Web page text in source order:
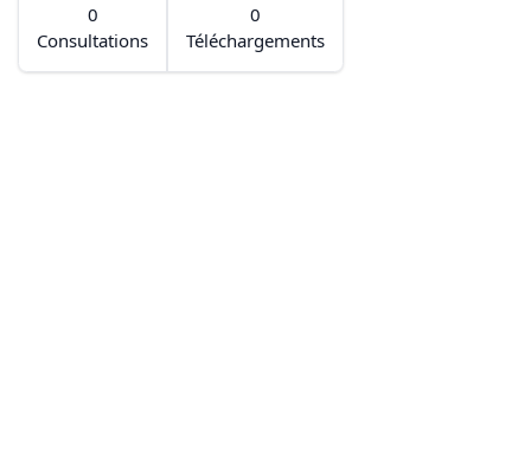
0
Consultations
0
Téléchargements